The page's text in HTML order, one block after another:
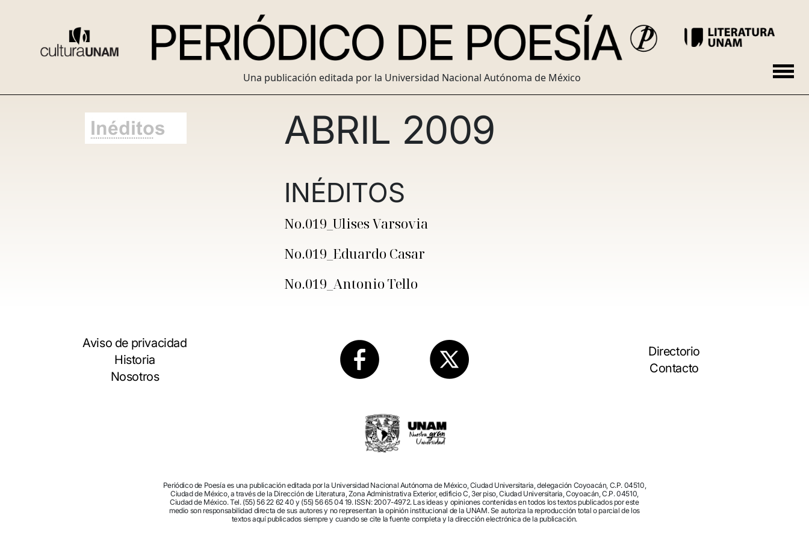
Una publicación editada por la Universidad Nacional Autónoma de México
ABRIL 2009
INÉDITOS
No.019_Ulises Varsovia
No.019_Eduardo Casar
No.019_Antonio Tello
Aviso de privacidad
Historia
Nosotros
Directorio
Contacto
Periódico de Poesía es una publicación editada por la Universidad Nacional Autónoma de México, Ciudad Universitaria, delegación Coyoacán, C.P. 04510,
Ciudad de México, a través de la Dirección de Literatura, Zona Administrativa Exterior, edificio C, 3er piso, Ciudad Universitaria, Coyoacán, C.P. 04510,
Ciudad de México. Tel. (55) 56 22 62 40 y (55) 56 65 04 19. ISSN: 2007-4972. Las ideas y opiniones contenidas en todos los textos publicados por este
medio son responsabilidad directa de sus autores y no representan la opinión institucional de la UNAM. Se autoriza la reproducción total o parcial de los
textos aquí publicados siempre y cuando se cite la fuente completa y la dirección electrónica de la publicación.